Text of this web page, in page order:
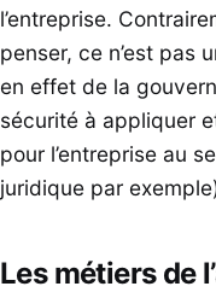
l’entreprise.
penser, ce n’est pas
en effet de la
sécurité à appliquer
pour l’entreprise au
juridique par
Les métiers de